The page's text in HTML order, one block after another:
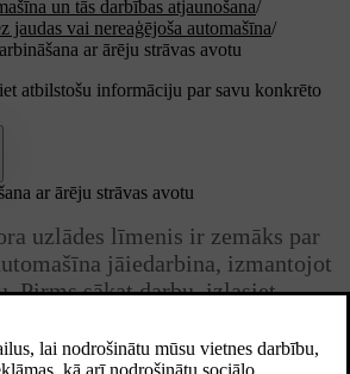
un tās darbības atjaunošana/
jaudas vai nereaģējoša automašīna/
ar ārēju strāvas avotu
atbilstošu informāciju par savu konkrēto
ar ārēju strāvas avotu
uzlādes līmenis ir zemāks par
jāiedarbina, izmantojot
Pirms sākat darbu, izlasiet